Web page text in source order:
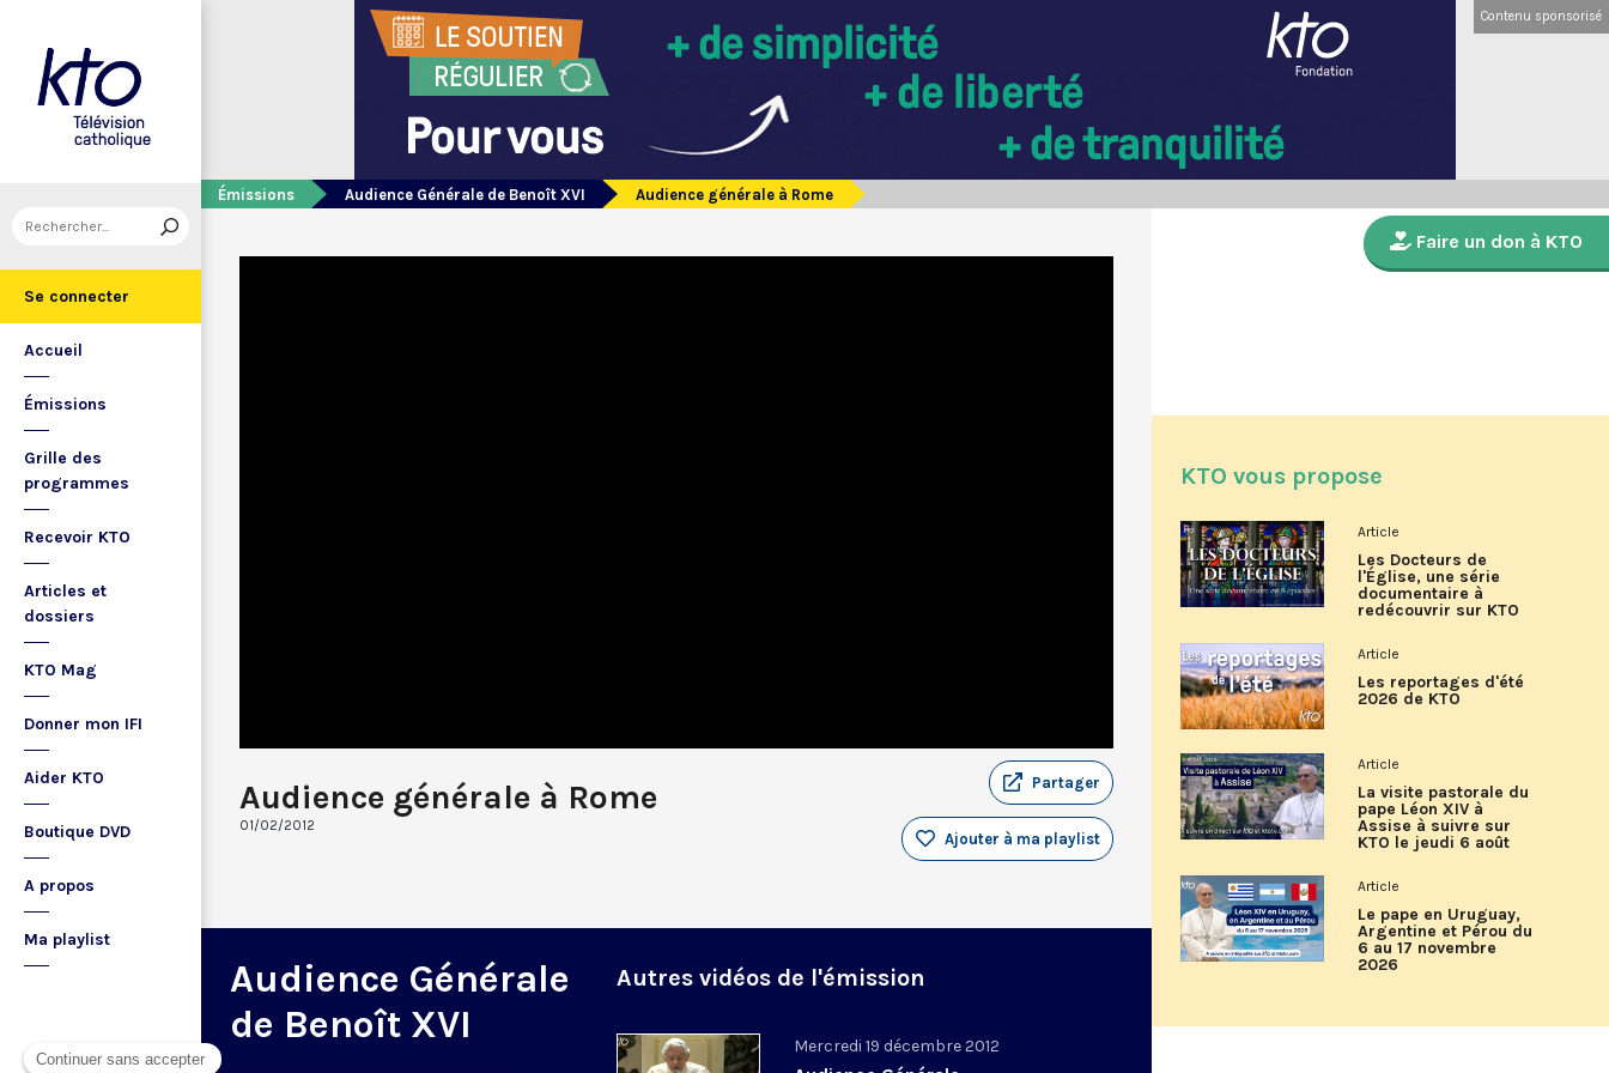
Se connecter
Accueil
Émissions
Grille des
programmes
Recevoir KTO
Articles et
dossiers
KTO Mag
Donner mon IFI
Aider KTO
Boutique DVD
A propos
Ma playlist
Contenu sponsorisé
Émissions Audience Générale de Benoît XVI Audience générale à Rome
Audience générale à Rome
01/02/2012
Partager
Ajouter à ma playlist
Audience Générale
de Benoît XVI
Autres vidéos de l'émission
Mercredi 19 décembre 2012
Faire un don à KTO
KTO vous propose
Article
Les Docteurs de
l'Église, une série
documentaire à
redécouvrir sur KTO
Article
Les reportages d'été
2026 de KTO
Article
La visite pastorale du
pape Léon XIV à
Assise à suivre sur
KTO le jeudi 6 août
Article
Le pape en Uruguay,
Argentine et Pérou du
6 au 17 novembre
2026